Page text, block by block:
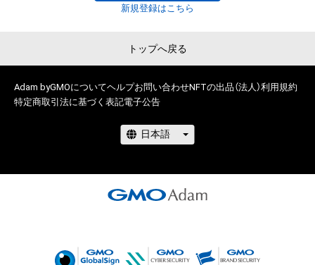
俳優、モデル、インフルエンサー、タレントなど個性豊かな参加
に選ばれます。NFTを無料でゲットしてあなたの”推し”を応援
しよう！
無料NFTを取得するには、以下『NEWSポストセブン』サイト上
postseven.com/archives/20230713_1884116.html
新規登録はこちら
トップへ戻る
Adam byGMOについてヘルプお問い合わせNFTの出品（法人）利用規約
特定商取引法に基づく表記電子公告